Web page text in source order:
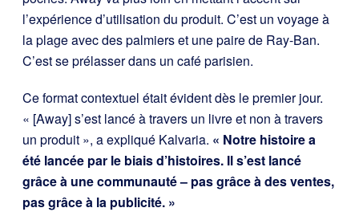
l’expérience d’utilisation du produit. C’est un voyage à
la plage avec des palmiers et une paire de Ray-Ban.
C’est se prélasser dans un café parisien.
Ce format contextuel était évident dès le premier jour.
« [Away] s’est lancé à travers un livre et non à travers
un produit », a expliqué Kalvaria. « Notre histoire a
été lancée par le biais d’histoires. Il s’est lancé
grâce à une communauté – pas grâce à des ventes,
pas grâce à la publicité. »